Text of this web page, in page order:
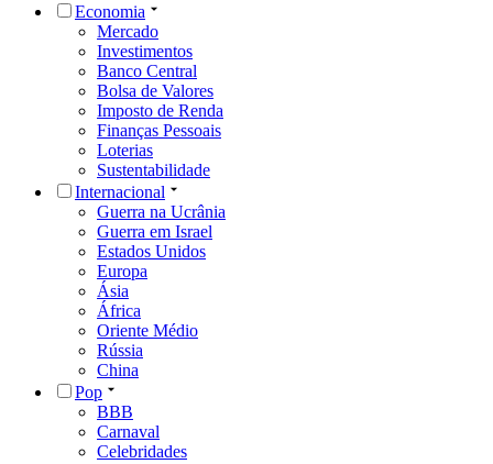
Economia
Mercado
Investimentos
Banco Central
Bolsa de Valores
Imposto de Renda
Finanças Pessoais
Loterias
Sustentabilidade
Internacional
Guerra na Ucrânia
Guerra em Israel
Estados Unidos
Europa
Ásia
África
Oriente Médio
Rússia
China
Pop
BBB
Carnaval
Celebridades